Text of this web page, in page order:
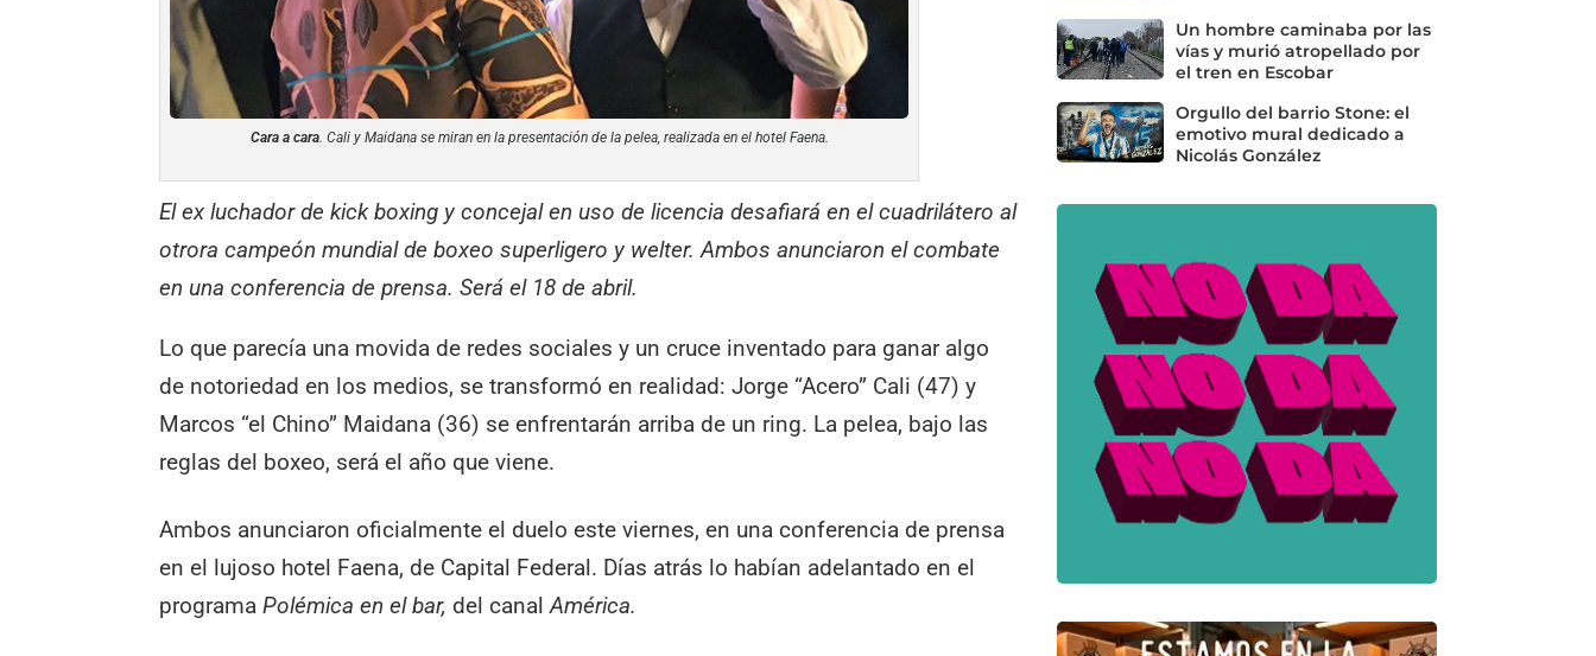
Cara a cara. Cali y Maidana se miran en la presentación de la pelea, realizada en el hotel Faena.
El ex luchador de kick boxing y concejal en uso de licencia desafiará en el cuadrilátero al
otrora campeón mundial de boxeo superligero y welter. Ambos anunciaron el combate
en una conferencia de prensa. Será el 18 de abril.
Lo que parecía una movida de redes sociales y un cruce inventado para ganar algo
de notoriedad en los medios, se transformó en realidad: Jorge “Acero” Cali (47) y
Marcos “el Chino” Maidana (36) se enfrentarán arriba de un ring. La pelea, bajo las
reglas del boxeo, será el año que viene.
Ambos anunciaron oficialmente el duelo este viernes, en una conferencia de prensa
en el lujoso hotel Faena, de Capital Federal. Días atrás lo habían adelantado en el
programaPolémica en el bar, del canalAmérica.
Un hombre caminaba por las
vías y murió atropellado por
el tren en Escobar
Orgullo del barrio Stone: el
emotivo mural dedicado a
Nicolás González